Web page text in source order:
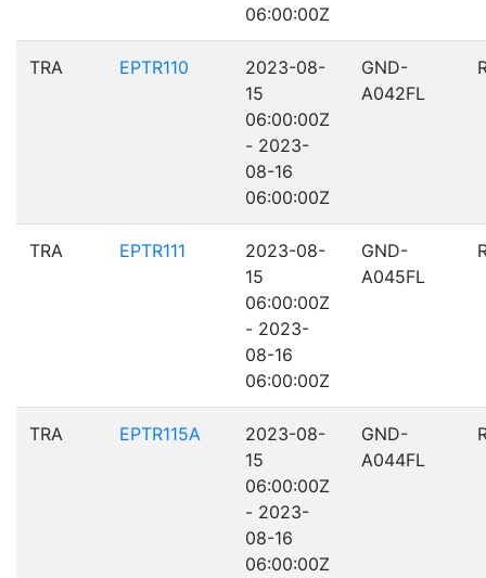
06:00:00Z
TRA EPTR110
2023-08-
15
06:00:00Z
- 2023-
08-16
06:00:00Z
GND-
A042FL
TRA EPTR111
2023-08-
15
06:00:00Z
- 2023-
08-16
06:00:00Z
GND-
A045FL
TRA EPTR115A
2023-08-
15
06:00:00Z
- 2023-
08-16
06:00:00Z
GND-
A044FL